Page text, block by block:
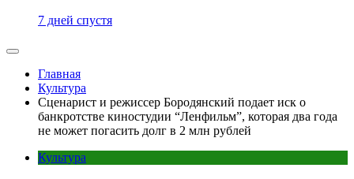
7 дней спустя
Главная
Культура
Сценарист и режиссер Бородянский подает иск о
банкротстве киностудии “Ленфильм”, которая два года
не может погасить долг в 2 млн рублей
Культура